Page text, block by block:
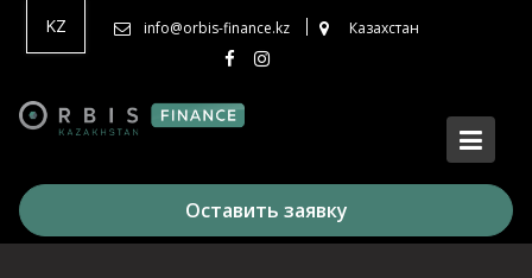
KZ info@orbis-finance.kz Казахстан
Оставить заявку